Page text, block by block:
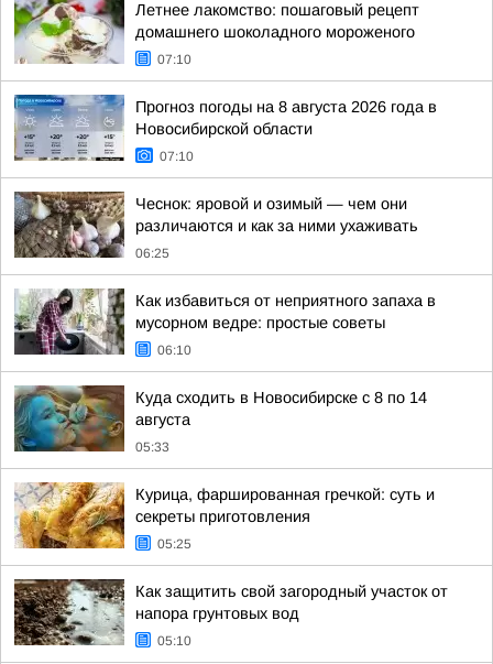
Летнее лакомство: пошаговый рецепт
домашнего шоколадного мороженого
07:10
Прогноз погоды на 8 августа 2026 года в
Новосибирской области
07:10
Чеснок: яровой и озимый — чем они
различаются и как за ними ухаживать
06:25
Как избавиться от неприятного запаха в
мусорном ведре: простые советы
06:10
Куда сходить в Новосибирске с 8 по 14
августа
05:33
Курица, фаршированная гречкой: суть и
секреты приготовления
05:25
Как защитить свой загородный участок от
напора грунтовых вод
05:10